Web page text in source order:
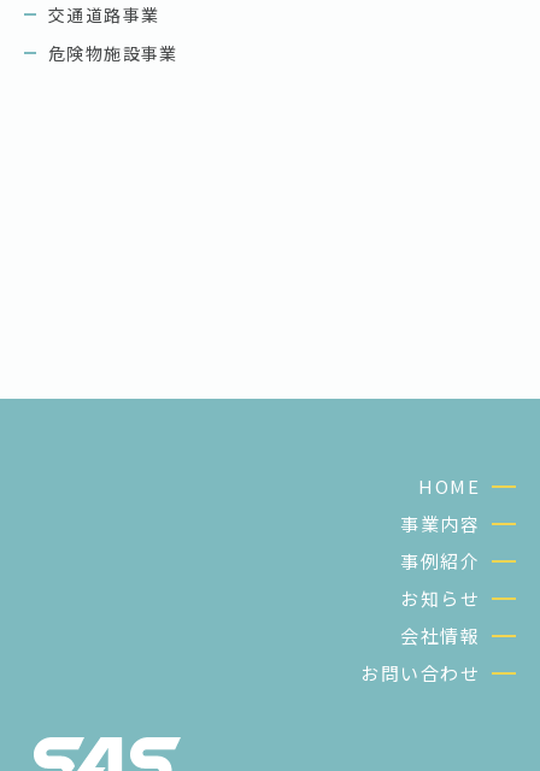
交通道路事業
危険物施設事業
HOME
事業内容
事例紹介
お知らせ
会社情報
お問い合わせ